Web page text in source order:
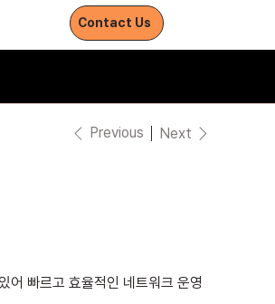
Contact Us
Previous Next
어 빠르고 효율적인 네트워크 운영